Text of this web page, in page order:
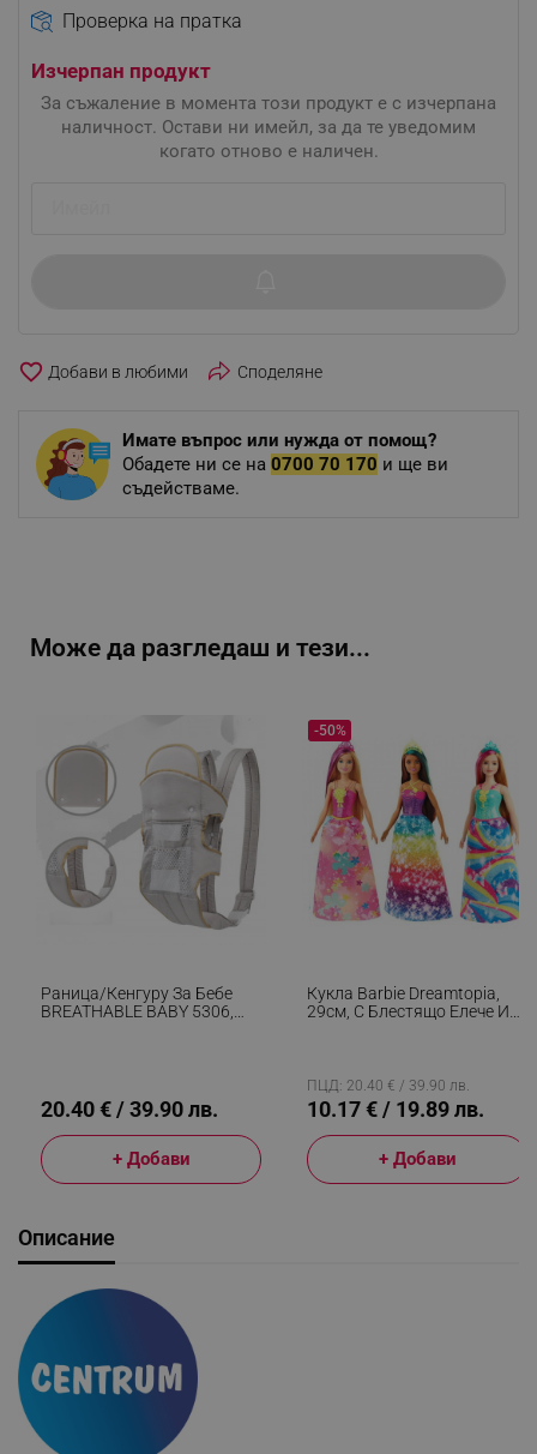
Проверка на пратка
Изчерпан продукт
За съжаление в момента този продукт е с изчерпана
наличност. Остави ни имейл, за да те уведомим
когато отново е наличен.
favorite_border Споделяне
Имате въпрос или нужда от помощ?
Обадете ни се на 0700 70 170 и ще ви
съдействаме.
Може да разгледаш и тези...
Раница/кенгуру За Бебе
BREATHABLE BABY 5306,
20.40 € / 39.90 лв.
+ Добави
Кукла Barbie Dreamtopia,
29см, С Блестящо Елече И
-50%
ПЦД: 20.40 € / 39.90 лв.
10.17 € / 19.89 лв.
+ Добави
Описание